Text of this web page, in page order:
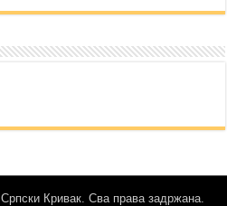
Кривак. Сва права задржана.